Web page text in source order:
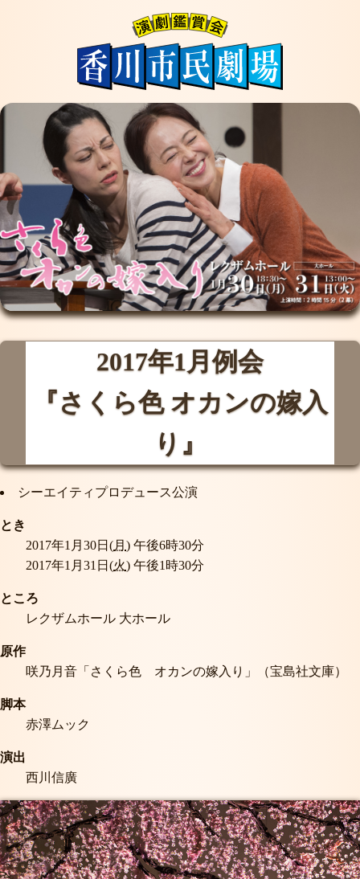
2017年1月例会
『さくら色 オカンの嫁入
り』
シーエイティプロデュース公演
とき
2017年1月30日(月 ) 午後6時30分
2017年1月31日(火) 午後1時30分
ところ
レクザムホール 大ホール
原作
咲乃月音「さくら色 オカンの嫁入り」（宝島社文庫）
脚本
赤澤ムック
演出
西川信廣